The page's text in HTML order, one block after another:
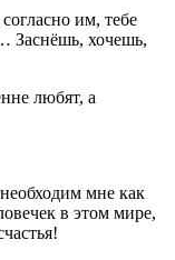
им, тебе
Заснёшь, хочешь,
любят, а
мне как
в этом мире,